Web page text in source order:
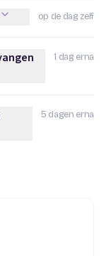
op de dag zelf
1 dag erna
afvinken
5 dagen erna
afvinken